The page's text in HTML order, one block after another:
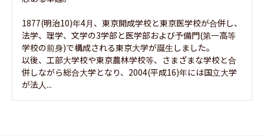
1877(明治10)年4月、東京開成学校と東京医学校が合併し、
法学、理学、文学の3学部と医学部および予備門(第一高等
学校の前身)で構成される東京大学が誕生しました。
以後、工部大学校や東京農林学校等、さまざまな学校と合
併しながら総合大学となり、2004(平成16)年には国立大学
が法人...